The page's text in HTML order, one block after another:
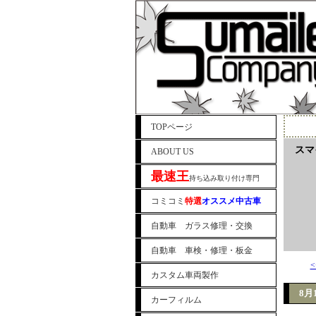
TOPページ
ABOUT US
最速王持ち込み取り付け専門
コミコミ 特選オススメ中古車
自動車 ガラス修理・交換
自動車 車検・修理・板金
カスタム車両製作
カーフィルム
ス
8月